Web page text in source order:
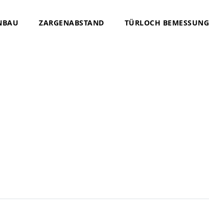
ZARGENABSTAND TÜRLOCH BEMESSUNG